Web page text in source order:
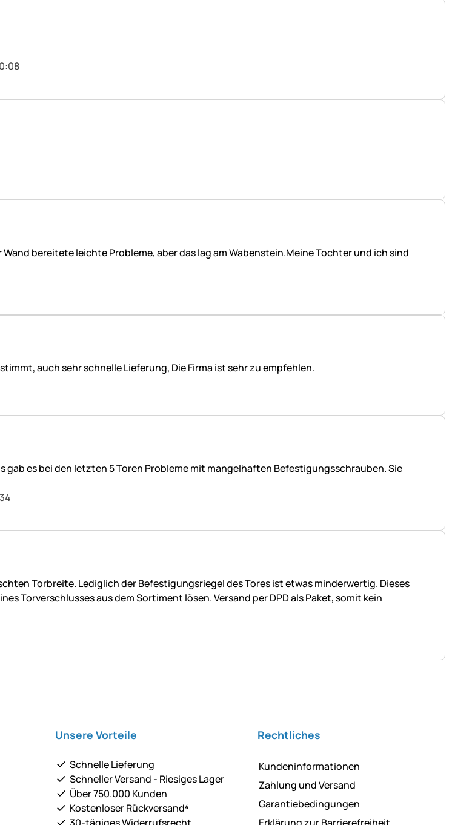
bereitete leichte Probleme, aber das lag am Wabenstein.Meine Tochter und ich sind
auch sehr schnelle Lieferung, Die Firma ist sehr zu empfehlen.
es bei den letzten 5 Toren Probleme mit mangelhaften Befestigungsschrauben. Sie
Torbreite. Lediglich der Befestigungsriegel des Tores ist etwas minderwertig. Dieses
Torverschlusses aus dem Sortiment lösen. Versand per DPD als Paket, somit kein
Unsere Vorteile
Schnelle Lieferung
Schneller Versand - Riesiges Lager
Über 750.000 Kunden
Kostenloser Rückversand⁴
Rechtliches
Kundeninformationen
Zahlung und Versand
Garantiebedingungen